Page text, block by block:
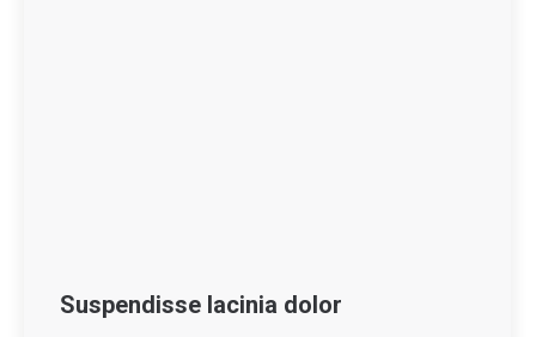
Suspendisse lacinia dolor